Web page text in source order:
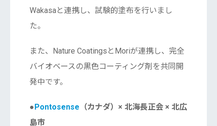
Wakasaと連携し、試験的塗布を行いまし
た。
また、Nature CoatingsとMoriが連携し、完全
バイオベースの黒色コーティング剤を共同開
発中です。
●Pontosense （カナダ）× 北海長正会 × 北広
島市